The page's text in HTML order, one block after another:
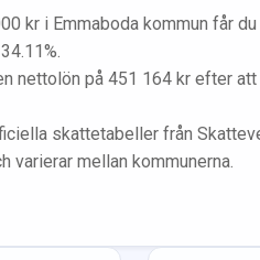
kr i Emmaboda kommun får du
34.11%.
nettolön på 451 164 kr efter att
skattetabeller från
varierar mellan kommunerna.